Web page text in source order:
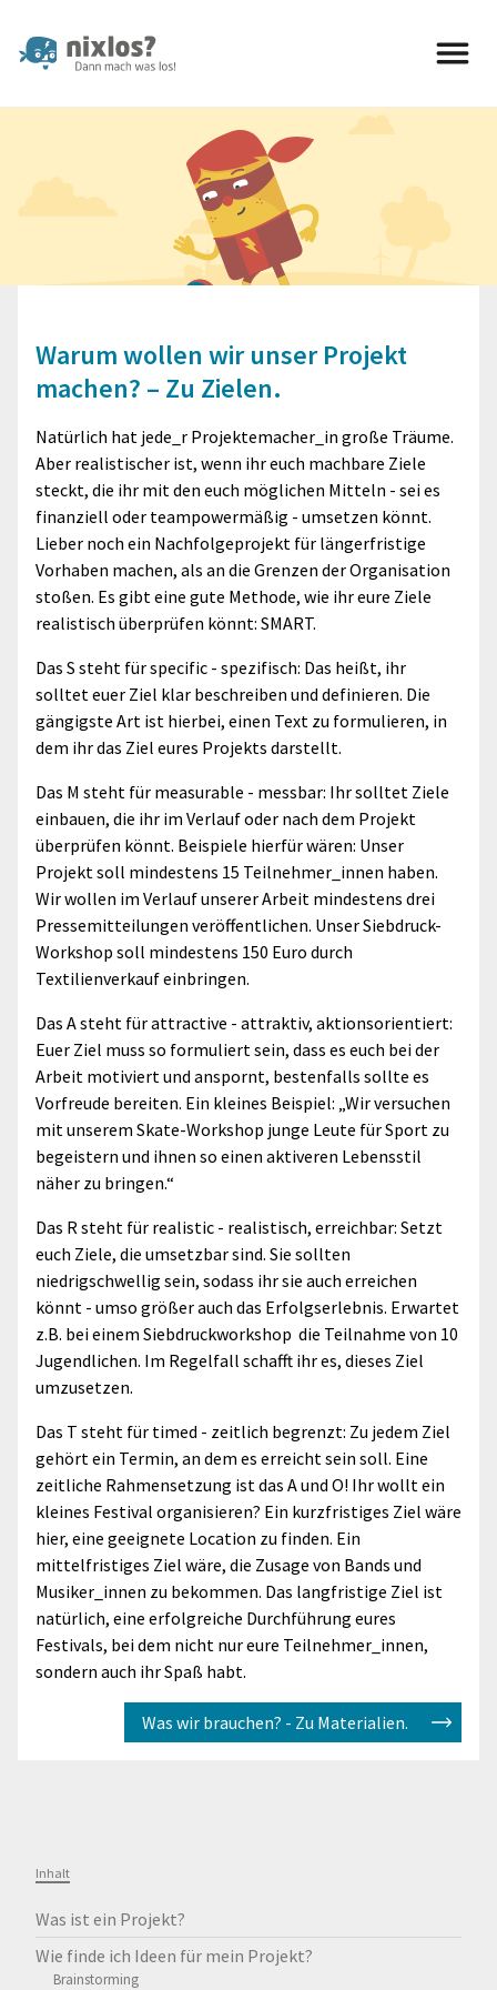
nixlos? Dann mach was
Warum wollen wir unser Projekt
machen? – Zu Zielen.
Natürlich hat jede_r Projektemacher_in große Träume.
Aber realistischer ist, wenn ihr euch machbare Ziele
steckt, die ihr mit den euch möglichen Mitteln - sei es
finanziell oder teampowermäßig - umsetzen könnt.
Lieber noch ein Nachfolgeprojekt für längerfristige
Vorhaben machen, als an die Grenzen der Organisation
stoßen. Es gibt eine gute Methode, wie ihr eure Ziele
realistisch überprüfen könnt: SMART.
Das S steht für specific - spezifisch: Das heißt, ihr
solltet euer Ziel klar beschreiben und definieren. Die
gängigste Art ist hierbei, einen Text zu formulieren, in
dem ihr das Ziel eures Projekts darstellt.
Das M steht für measurable - messbar: Ihr solltet Ziele
einbauen, die ihr im Verlauf oder nach dem Projekt
überprüfen könnt. Beispiele hierfür wären: Unser
Projekt soll mindestens 15 Teilnehmer_innen haben.
Wir wollen im Verlauf unserer Arbeit mindestens drei
Pressemitteilungen veröffentlichen. Unser Siebdruck-
Workshop soll mindestens 150 Euro durch
Textilienverkauf einbringen.
Das A steht für attractive - attraktiv, aktionsorientiert:
Euer Ziel muss so formuliert sein, dass es euch bei der
Arbeit motiviert und anspornt, bestenfalls sollte es
Vorfreude bereiten. Ein kleines Beispiel: „Wir versuchen
mit unserem Skate-Workshop junge Leute für Sport zu
begeistern und ihnen so einen aktiveren Lebensstil
näher zu bringen.“
Das R steht für realistic - realistisch, erreichbar: Setzt
euch Ziele, die umsetzbar sind. Sie sollten
niedrigschwellig sein, sodass ihr sie auch erreichen
könnt - umso größer auch das Erfolgserlebnis. Erwartet
z.B. bei einem Siebdruckworkshop die Teilnahme von 10
Jugendlichen. Im Regelfall schafft ihr es, dieses Ziel
umzusetzen.
Das T steht für timed - zeitlich begrenzt: Zu jedem Ziel
gehört ein Termin, an dem es erreicht sein soll. Eine
zeitliche Rahmensetzung ist das A und O! Ihr wollt ein
kleines Festival organisieren? Ein kurzfristiges Ziel wäre
hier, eine geeignete Location zu finden. Ein
mittelfristiges Ziel wäre, die Zusage von Bands und
Musiker_innen zu bekommen. Das langfristige Ziel ist
natürlich, eine erfolgreiche Durchführung eures
Festivals, bei dem nicht nur eure Teilnehmer_innen,
sondern auch ihr Spaß habt.
Was wir brauchen? - Zu Materialien.
Inhalt
Was ist ein Projekt?
Wie finde ich Ideen für mein Projekt?
Brainstorming